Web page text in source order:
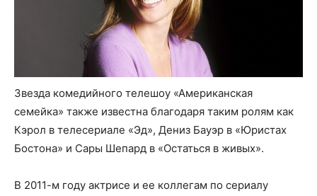
Звезда комедийного телешоу «Американская
семейка» также известна благодаря таким ролям как
Кэрол в телесериале «Эд», Дениз Бауэр в «Юристах
Бостона» и Сары Шепард в «Остаться в живых».
В 2011-м году актрисе и ее коллегам по сериалу